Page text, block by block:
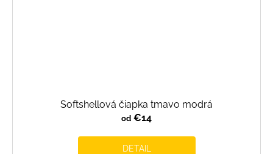
Softshellová čiapka tmavo modrá
od €14
DETAIL